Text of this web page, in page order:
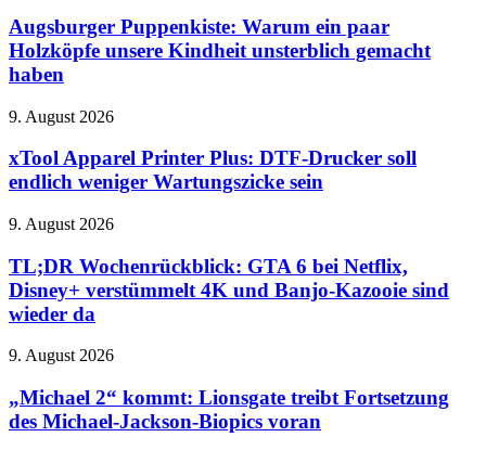
Warum
ein
paar
Holzköpfe
Kindheit
gemacht
haben
Augsburger Puppenkiste: Warum ein paar
Holzköpfe unsere Kindheit unsterblich gemacht
haben
xTool
Printer
Plus:
DTF-
soll
weniger
Wartungszicke
sein
9. August 2026
xTool Apparel Printer Plus: DTF-Drucker soll
endlich weniger Wartungszicke sein
TL;DR
GTA
6
bei
Netflix,
verstümmelt
und
Banjo-
9. August 2026
TL;DR Wochenrückblick: GTA 6 bei Netflix,
Disney+ verstümmelt 4K und Banjo-Kazooie sind
wieder da
„Michael
kommt:
Lionsgate
treibt
9. August 2026
„Michael 2“ kommt: Lionsgate treibt Fortsetzung
des Michael-Jackson-Biopics voran